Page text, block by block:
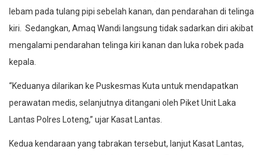
lebam pada tulang pipi sebelah kanan, dan pendarahan di telinga
kiri. Sedangkan, Amaq Wandi langsung tidak sadarkan diri akibat
mengalami pendarahan telinga kiri kanan dan luka robek pada
kepala.
“Keduanya dilarikan ke Puskesmas Kuta untuk mendapatkan
perawatan medis, selanjutnya ditangani oleh Piket Unit Laka
Lantas Polres Loteng,” ujar Kasat Lantas.
Kedua kendaraan yang tabrakan tersebut, lanjut Kasat Lantas,